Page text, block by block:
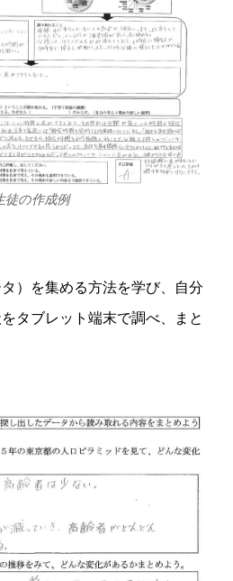
徒の作成例
）を集める方法を学び、自分
タブレット端末で調べ、まと